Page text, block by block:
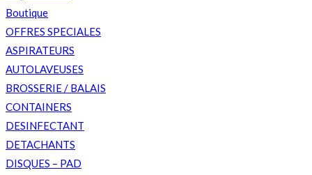
Boutique
OFFRES SPECIALES
ASPIRATEURS
AUTOLAVEUSES
BROSSERIE / BALAIS
CONTAINERS
DESINFECTANT
DETACHANTS
DISQUES – PAD